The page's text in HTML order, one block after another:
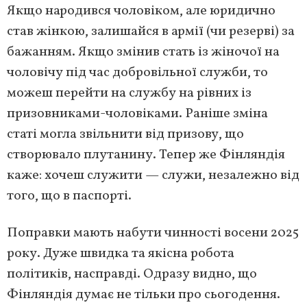
Якщо народився чоловіком, але юридично
став жінкою, залишайся в армії (чи резерві) за
бажанням. Якщо змінив стать із жіночої на
чоловічу під час добровільної служби, то
можеш перейти на службу на рівних із
призовниками-чоловіками. Раніше зміна
статі могла звільнити від призову, що
створювало плутанину. Тепер же Фінляндія
каже: хочеш служити — служи, незалежно від
того, що в паспорті.
Поправки мають набути чинності восени 2025
року. Дуже швидка та якісна робота
політиків, насправді. Одразу видно, що
Фінляндія думає не тільки про сьогодення.